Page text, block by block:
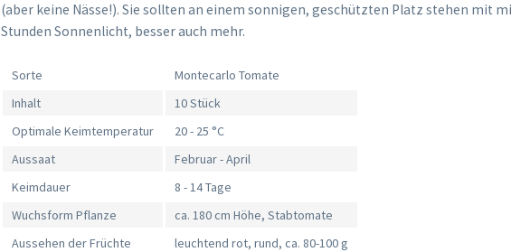
(aber keine Nässe!). Sie sollten an einem sonnigen, geschützten Platz stehen mit
Stunden Sonnenlicht, besser auch mehr.
Sorte
Montecarlo Tomate
Inhalt
10 Stück
Optimale Keimtemperatur
20 - 25 °C
Aussaat
Februar - April
Keimdauer
8 - 14 Tage
Wuchsform Pflanze
ca. 180 cm Höhe, Stabtomate
Aussehen der Früchte
leuchtend rot, rund, ca. 80-100 g